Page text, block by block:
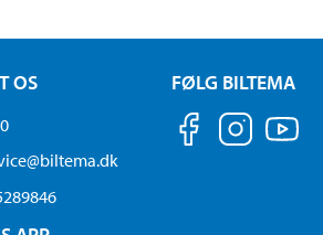
OS FØLG BILTEMA